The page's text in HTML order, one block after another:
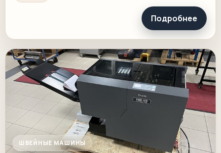
Подробнее
ШВЕЙНЫЕ МАШИНЫ